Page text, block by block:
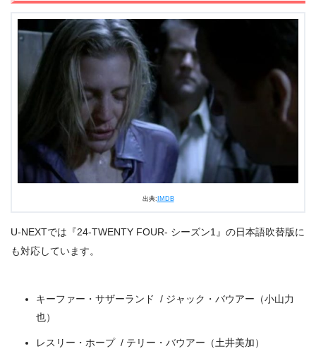
出典:U-NEXT
出典: IMDB
U-NEXTでは『24-TWENTY FOUR- シーズン1』の日本語吹替版に
も対応しています。
キーファー・サザーランド / ジャック・バウアー（小山力
也）
レスリー・ホープ / テリー・バウアー（土井美加）